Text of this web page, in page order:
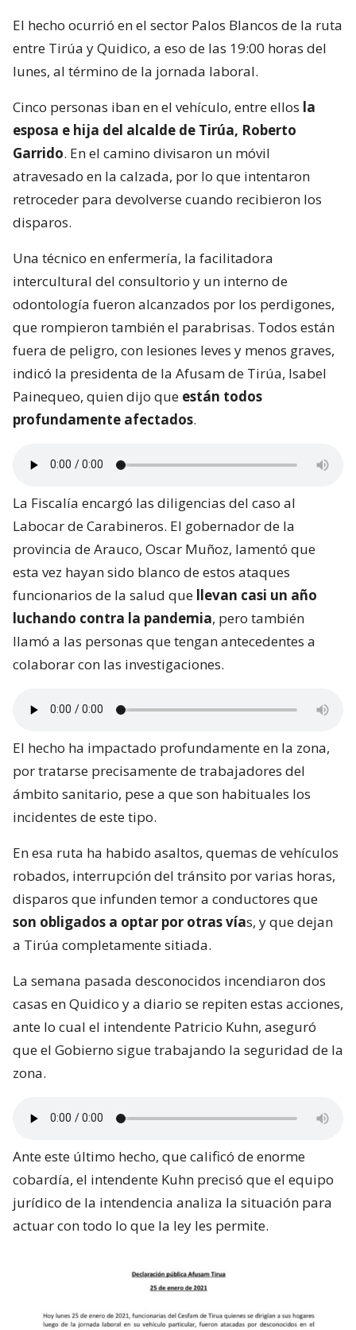
El hecho ocurrió en el sector Palos Blancos de la ruta
entre Tirúa y Quidico, a eso de las 19:00 horas del
lunes, al término de la jornada laboral.
Cinco personas iban en el vehículo, entre ellos la
esposa e hija del alcalde de Tirúa, Roberto
Garrido. En el camino divisaron un móvil
atravesado en la calzada, por lo que intentaron
retroceder para devolverse cuando recibieron los
disparos.
Una técnico en enfermería, la facilitadora
intercultural del consultorio y un interno de
odontología fueron alcanzados por los perdigones,
que rompieron también el parabrisas. Todos están
fuera de peligro, con lesiones leves y menos graves,
indicó la presidenta de la Afusam de Tirúa, Isabel
Painequeo, quien dijo que están todos
profundamente afectados.
La Fiscalía encargó las diligencias del caso al
Labocar de Carabineros. El gobernador de la
provincia de Arauco, Oscar Muñoz, lamentó que
esta vez hayan sido blanco de estos ataques
funcionarios de la salud que llevan casi un año
luchando contra la pandemia, pero también
llamó a las personas que tengan antecedentes a
colaborar con las investigaciones.
El hecho ha impactado profundamente en la zona,
por tratarse precisamente de trabajadores del
ámbito sanitario, pese a que son habituales los
incidentes de este tipo.
En esa ruta ha habido asaltos, quemas de vehículos
robados, interrupción del tránsito por varias horas,
disparos que infunden temor a conductores que
son obligados a optar por otras vías, y que dejan
a Tirúa completamente sitiada.
La semana pasada desconocidos incendiaron dos
casas en Quidico y a diario se repiten estas acciones,
ante lo cual el intendente Patricio Kuhn, aseguró
que el Gobierno sigue trabajando la seguridad de la
zona.
Ante este último hecho, que calificó de enorme
cobardía, el intendente Kuhn precisó que el equipo
jurídico de la intendencia analiza la situación para
actuar con todo lo que la ley les permite.